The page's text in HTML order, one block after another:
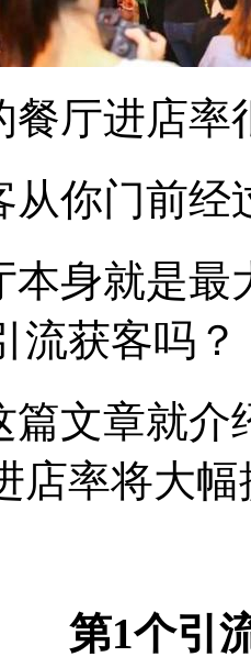
餐厅进店率
从你门前经
本身就是最
流获客吗？
篇文章就介
店率将大
第1个引